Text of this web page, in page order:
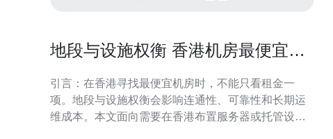
地段与设施权衡 香港机房最便宜的
引言：在香港寻找最便宜机房时，不能只看租金一
项。地段与设施权衡会影响连通性、可靠性和长期运
维成本。本文面向需要在香港布置服务器或托管设备